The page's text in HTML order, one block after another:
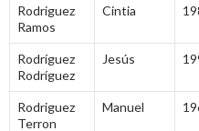
Rodriguez
Ramos
Cintia
Rodríguez
Rodríguez
Jesús
Rodriguez
Terron
Manuel